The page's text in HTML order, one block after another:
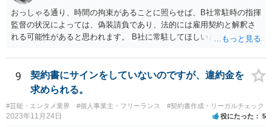
程度，代償措置の有無やその⽔準，あらかじめ⼗分な協議が⾏われた
か等を考慮の上，個別具体的に判断される」という指摘もなされてい
るので、ご事案に応じ、挙げられている事情を具体的に検討して行く
必要があります。 なお、退所等で事務所側と揉めるようであれば、弁
組」（令和元年９月２５日 公正取引委員会）６頁 https://www.jftc.g
o.jp/houdou/kouenkai/190925kondan_file/siryou2.pdf
おっしゃる通り、時間の拘束があることに照らせば、B社常駐時の指揮
監督の状況によっては、偽装請負であり、法的には雇用契約と解釈さ
れる可能性があると思われます。 B社に常駐してほしいと先方が求め
ば、折衷的な提案として、「突発的な質問に対応できるように、基本
的には１０時〜１９時はできるだけB社にいるよう努力はします。た
だ、他の仕事もありますので、必ずその条件を守れるとは限りません
し、B社常駐時であっても本件以外の仕事もさせてもらうことになりま
す。」というものが考えられます。 その提案すら断られるようであれ
ば、ちょっと危険な会社だというシグナルと考えるべきでしょう。
9
契約書にサインをしていないのですが、違約金を
求められる。
#芸能・エンタメ業界 #個人事業主・フリーランス #契約書作成・リーガルチェック
2023年11月24日 役にたった 5